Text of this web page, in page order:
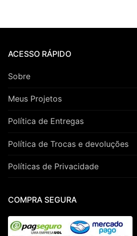
ACESSO RÁPIDO
Sobre
Meus Projetos
Política de Entregas
Política de Trocas e devoluções
Políticas de Privacidade
COMPRA SEGURA